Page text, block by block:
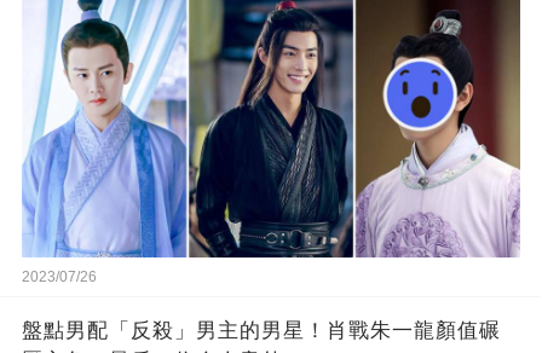
2023/07/26
盤點男配「反殺」男主的男星！肖戰朱一龍顏值碾